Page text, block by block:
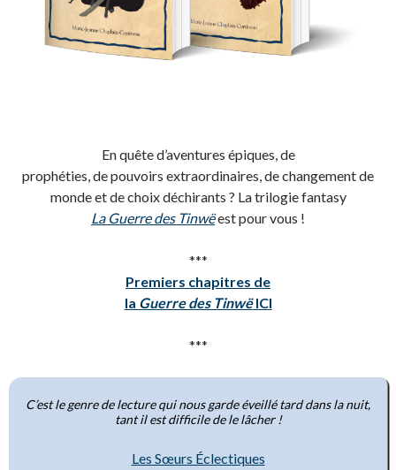
En quête d’aventures épiques, de
prophéties, de pouvoirs extraordinaires, de changement de
monde et de choix déchirants ? La trilogie fantasy
La Guerre des Tinwëest pour vous !
***
Premiers chapitres de
la Guerre des TinwëICI
***
C’est le genre de lecture qui nous garde éveillé tard dans la nuit,
tant il est difficile de le lâcher !
Les Sœurs Éclectiques